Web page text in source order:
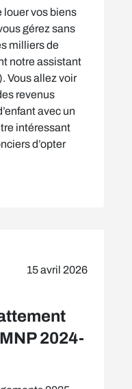
louer vos biens
gérez sans
milliers de
notre assistant
Vous allez voir
revenus
avec un
intéressant
d’opter
15 avril 2026
2024-